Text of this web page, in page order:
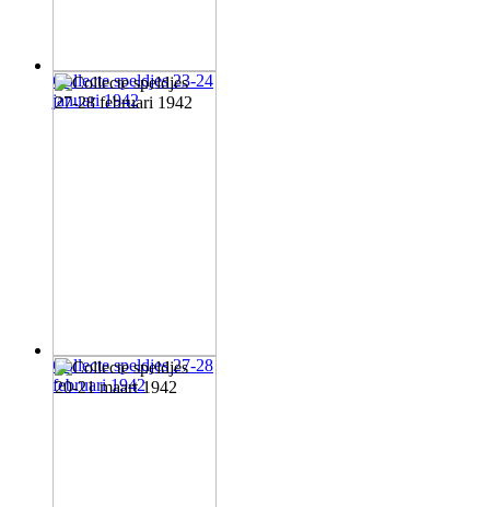
Collecte speldjes 23-24
januari 1942
Collecte speldjes 27-28
februari 1942